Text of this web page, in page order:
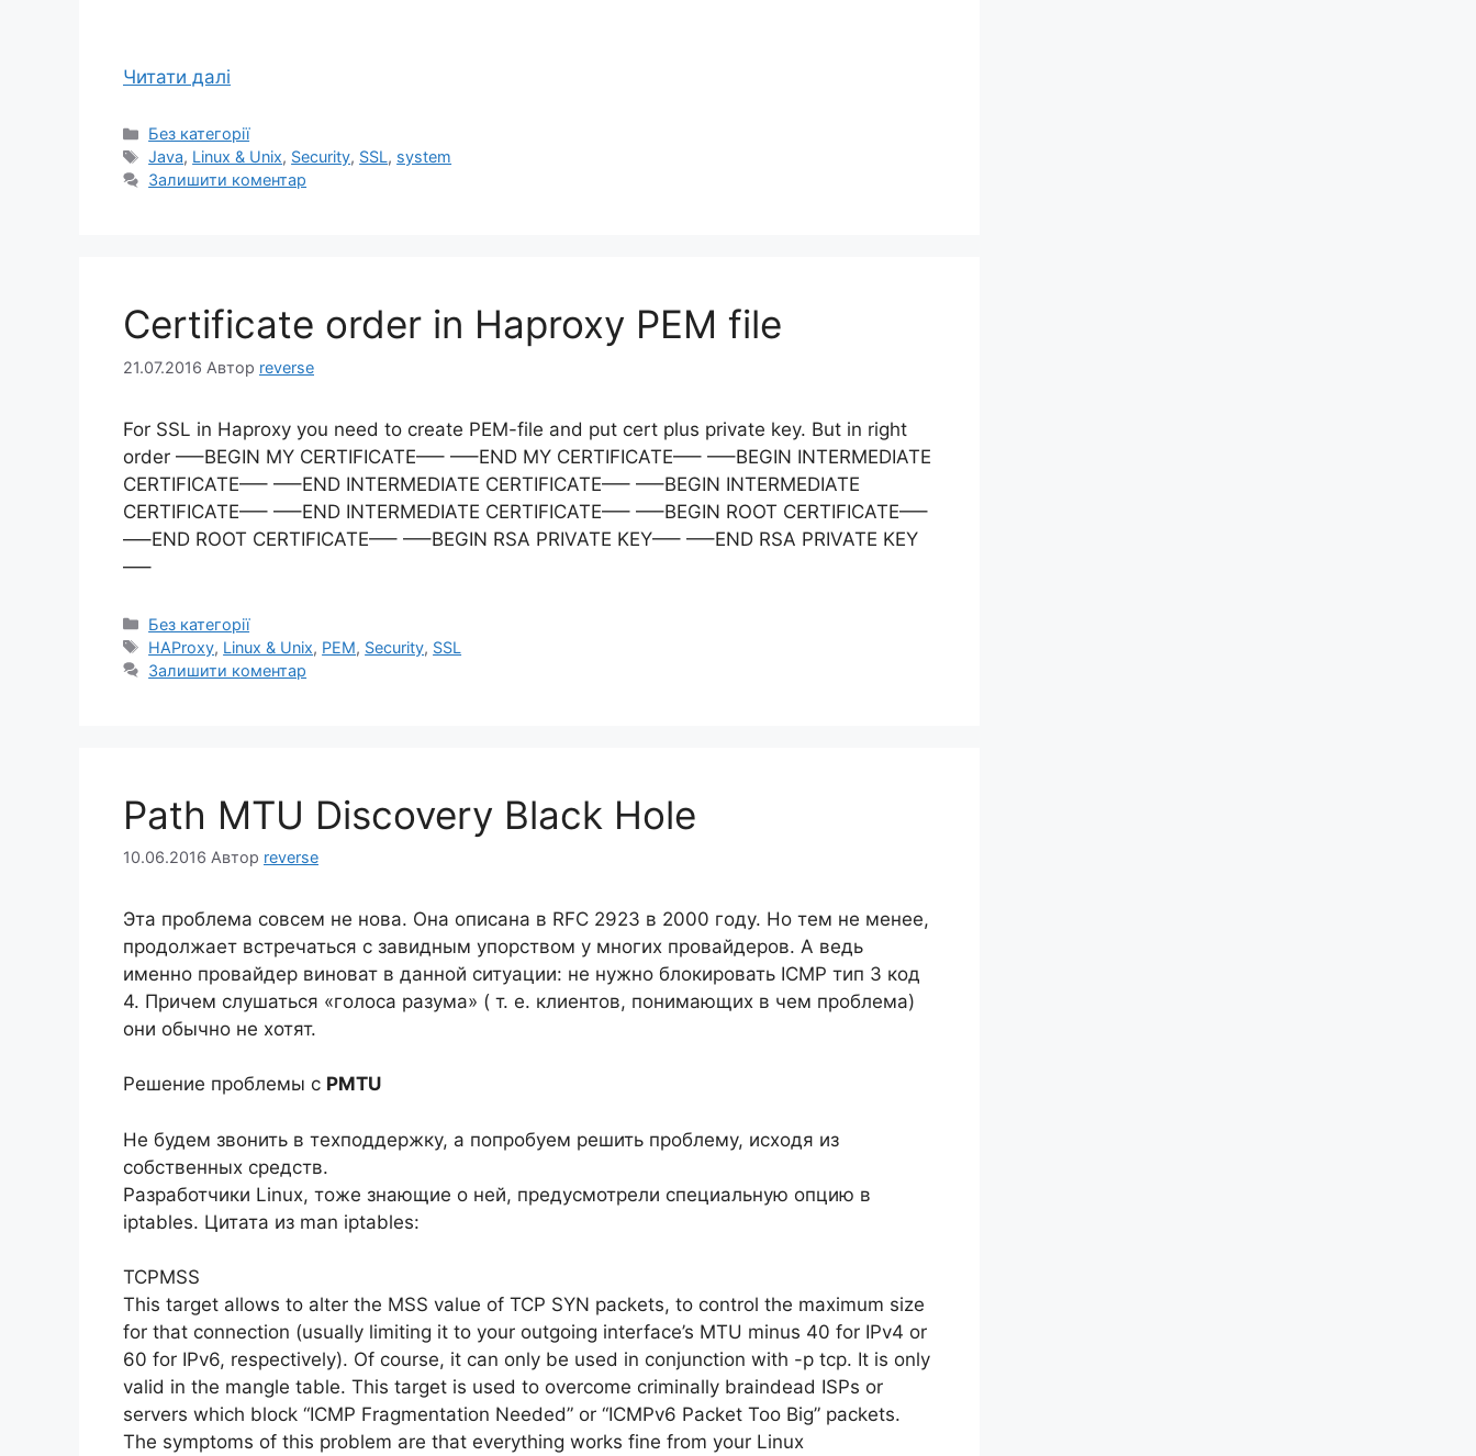
Читати далі
Категорії
Без категорії
Позначки
Java, Linux & Unix, Security, SSL, system
Залишити коментар
Certificate order in Haproxy PEM file
21.07.2016 Автор reverse
For SSL in Haproxy you need to create PEM-file and put cert plus private key. But in right
order —–BEGIN MY CERTIFICATE—– —–END MY CERTIFICATE—– —–BEGIN INTERMEDIATE
CERTIFICATE—– —–END INTERMEDIATE CERTIFICATE—– —–BEGIN INTERMEDIATE
CERTIFICATE—– —–END INTERMEDIATE CERTIFICATE—– —–BEGIN ROOT CERTIFICATE—–
—–END ROOT CERTIFICATE—– —–BEGIN RSA PRIVATE KEY—– —–END RSA PRIVATE KEY
—–
Категорії
Без категорії
Позначки
HAProxy, Linux & Unix, PEM, Security, SSL
Залишити коментар
Path MTU Discovery Black Hole
10.06.2016 Автор reverse
Эта проблема совсем не нова. Она описана в RFC 2923 в 2000 году. Но тем не менее,
продолжает встречаться с завидным упорством у многих провайдеров. А ведь
именно провайдер виноват в данной ситуации: не нужно блокировать ICMP тип 3 код
4. Причем слушаться «голоса разума» ( т. е. клиентов, понимающих в чем проблема)
они обычно не хотят.
Решение проблемы с PMTU
Не будем звонить в техподдержку, а попробуем решить проблему, исходя из
собственных средств.
Разработчики Linux, тоже знающие о ней, предусмотрели специальную опцию в
iptables. Цитата из man iptables:
TCPMSS
This target allows to alter the MSS value of TCP SYN packets, to control the maximum size
for that connection (usually limiting it to your outgoing interface’s MTU minus 40 for IPv4 or
60 for IPv6, respectively). Of course, it can only be used in conjunction with -p tcp. It is only
valid in the mangle table. This target is used to overcome criminally braindead ISPs or
servers which block “ICMP Fragmentation Needed” or “ICMPv6 Packet Too Big” packets.
The symptoms of this problem are that everything works fine from your Linux